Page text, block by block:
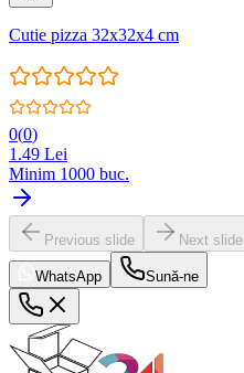
Cutie pizza 32x32x4 cm
0(0)
1.49 Lei
Minim 1000 buc.
Previous slide Next slide
WhatsApp Sună-ne